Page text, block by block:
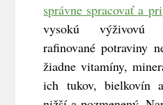
správne spracovať a
vysokú výživovú
rafinované potraviny
žiadne vitamíny,
ich tukov, bielkovín